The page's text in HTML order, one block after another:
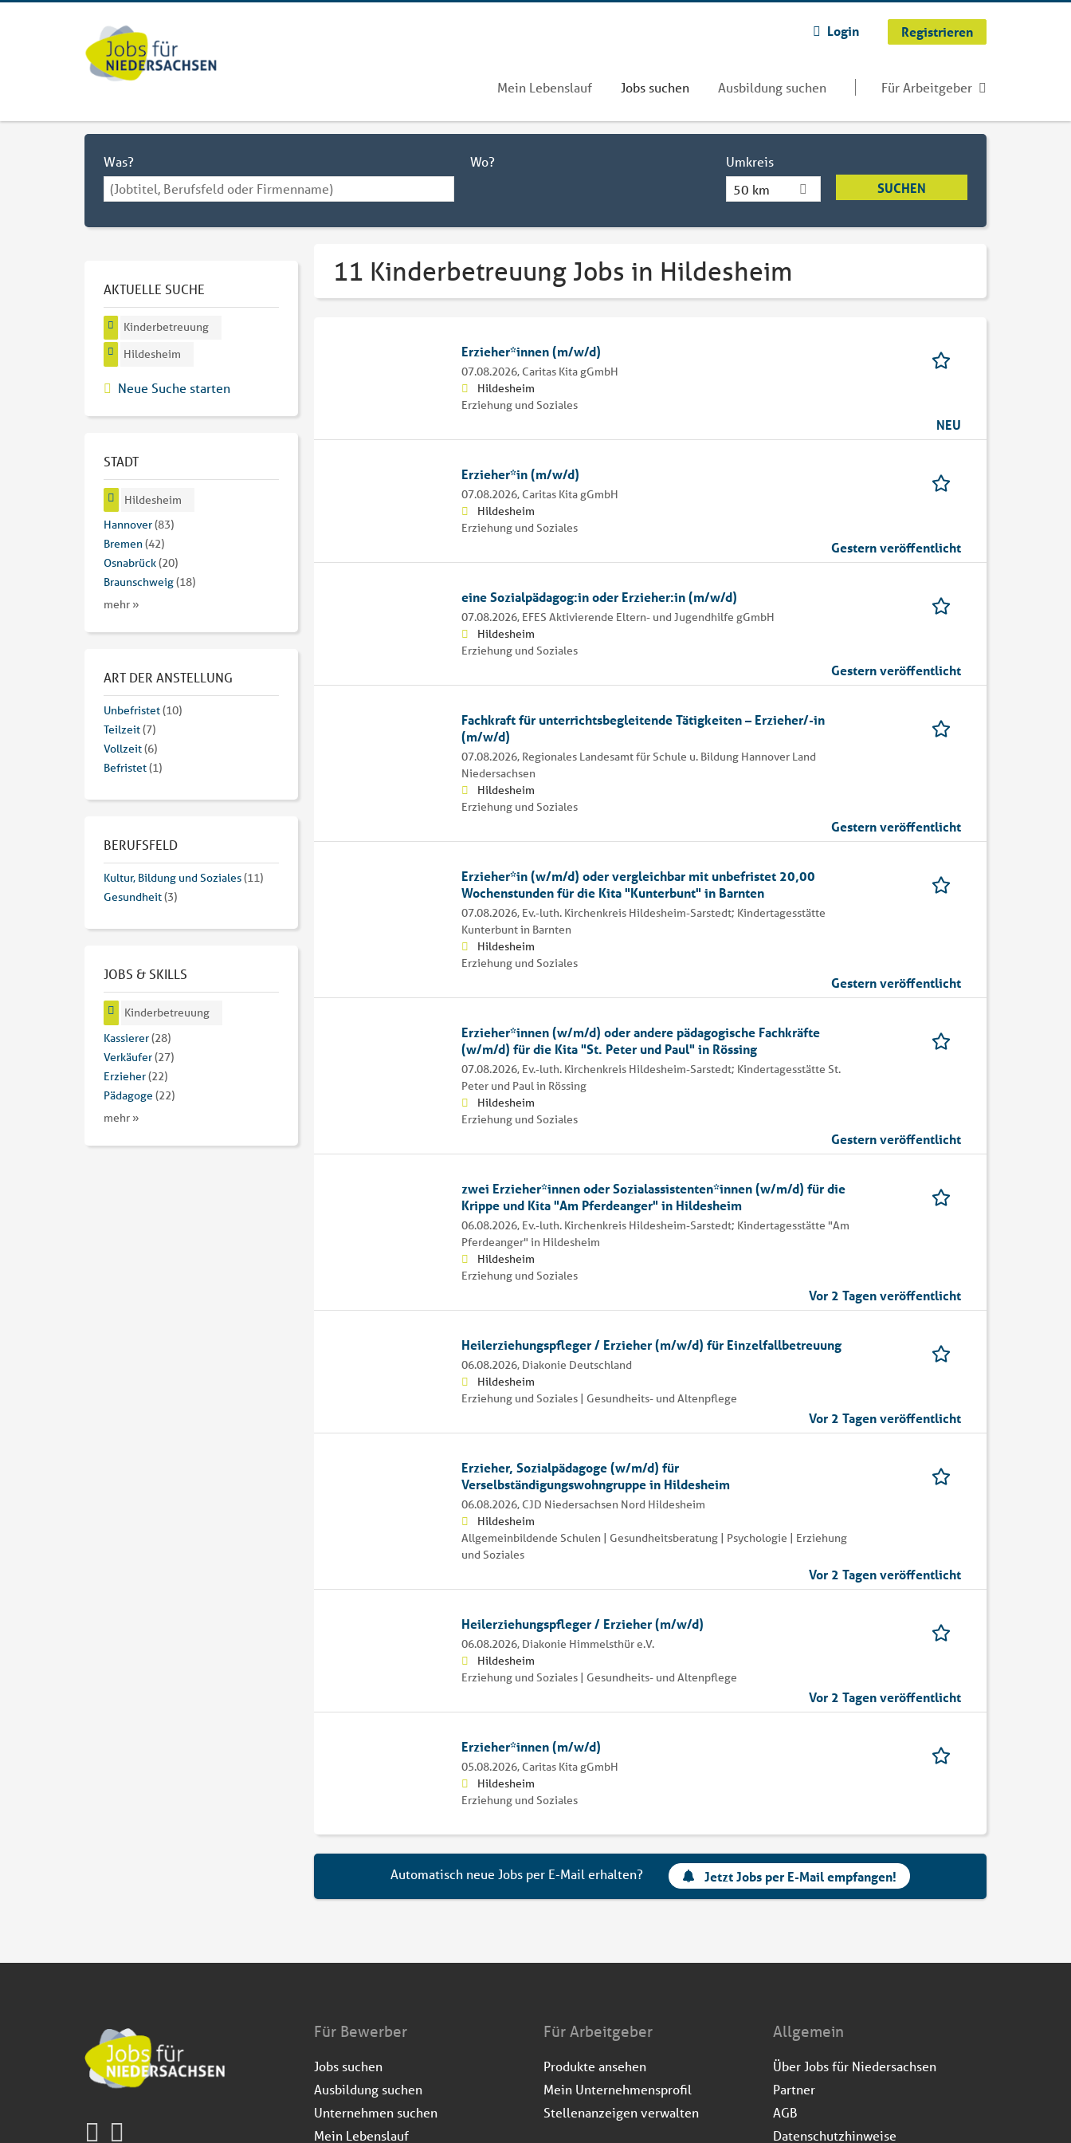
Login Registrieren
Mein Lebenslauf Jobs suchen Ausbildung suchen Für Arbeitgeber
Was? Wo?
Umkreis
50 km
11 Kinderbetreuung Jobs in Hildesheim
Erzieher*innen (m/w/d)
07.08.2026, Caritas Kita gGmbH
Hildesheim
Erziehung und Soziales
NEU
Erzieher*in (m/w/d)
07.08.2026, Caritas Kita gGmbH
Hildesheim
Erziehung und Soziales
Gestern veröffentlicht
eine Sozialpädagog:in oder Erzieher:in (m/w/d)
07.08.2026, EFES Aktivierende Eltern- und Jugendhilfe gGmbH
Hildesheim
Erziehung und Soziales
Gestern veröffentlicht
Fachkraft für unterrichtsbegleitende Tätigkeiten – Erzieher/-in
(m/w/d)
07.08.2026, Regionales Landesamt für Schule u. Bildung Hannover Land
Niedersachsen
Hildesheim
Erziehung und Soziales
Gestern veröffentlicht
Erzieher*in (w/m/d) oder vergleichbar mit unbefristet 20,00
Wochenstunden für die Kita "Kunterbunt" in Barnten
07.08.2026, Ev.-luth. Kirchenkreis Hildesheim-Sarstedt; Kindertagesstätte
Kunterbunt in Barnten
Hildesheim
Erziehung und Soziales
Gestern veröffentlicht
Erzieher*innen (w/m/d) oder andere pädagogische Fachkräfte
(w/m/d) für die Kita "St. Peter und Paul" in Rössing
07.08.2026, Ev.-luth. Kirchenkreis Hildesheim-Sarstedt; Kindertagesstätte St.
Peter und Paul in Rössing
Hildesheim
Erziehung und Soziales
Gestern veröffentlicht
zwei Erzieher*innen oder Sozialassistenten*innen (w/m/d) für die
Krippe und Kita "Am Pferdeanger" in Hildesheim
06.08.2026, Ev.-luth. Kirchenkreis Hildesheim-Sarstedt; Kindertagesstätte "Am
Pferdeanger" in Hildesheim
Hildesheim
Erziehung und Soziales
Vor 2 Tagen veröffentlicht
Heilerziehungspfleger / Erzieher (m/w/d) für Einzelfallbetreuung
06.08.2026, Diakonie Deutschland
Hildesheim
Erziehung und Soziales | Gesundheits- und Altenpflege
Vor 2 Tagen veröffentlicht
Erzieher, Sozialpädagoge (w/m/d) für
Verselbständigungswohngruppe in Hildesheim
06.08.2026, CJD Niedersachsen Nord Hildesheim
Hildesheim
Allgemeinbildende Schulen | Gesundheitsberatung | Psychologie | Erziehung
und Soziales
Vor 2 Tagen veröffentlicht
Heilerziehungspfleger / Erzieher (m/w/d)
06.08.2026, Diakonie Himmelsthür e.V.
Hildesheim
Erziehung und Soziales | Gesundheits- und Altenpflege
Vor 2 Tagen veröffentlicht
Erzieher*innen (m/w/d)
05.08.2026, Caritas Kita gGmbH
Hildesheim
Erziehung und Soziales
Automatisch neue Jobs per E-Mail erhalten? Jetzt Jobs per E-Mail empfangen!
AKTUELLE SUCHE
Kinderbetreuung
Hildesheim
Neue Suche starten
STADT
Hildesheim
Hannover(83)
Bremen(42)
Osnabrück(20)
Braunschweig(18)
mehr »
ART DER ANSTELLUNG
Unbefristet(10)
Teilzeit(7)
Vollzeit(6)
Befristet(1)
BERUFSFELD
Kultur, Bildung und Soziales(11)
Gesundheit(3)
JOBS & SKILLS
Kinderbetreuung
Kassierer(28)
Verkäufer(27)
Erzieher(22)
Pädagoge (22)
mehr »
Für Bewerber
Jobs suchen
Ausbildung suchen
Unternehmen suchen
Mein Lebenslauf
Für Arbeitgeber
Produkte ansehen
Mein Unternehmensprofil
Stellenanzeigen verwalten
Allgemein
Über Jobs für Niedersachsen
Partner
AGB
Datenschutzhinweise